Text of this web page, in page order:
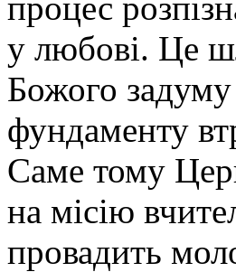
у любові. Це
Божого
фундаменту
Саме тому
на місію
провадить